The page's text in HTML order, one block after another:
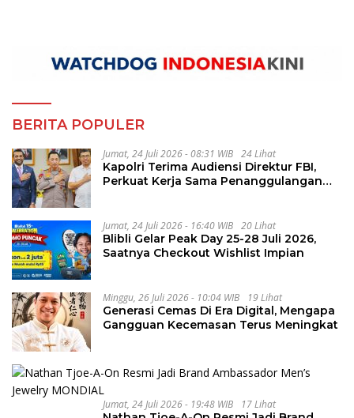
BERITA POPULER
Jumat, 24 Juli 2026 - 08:31 WIB 24 Lihat
Kapolri Terima Audiensi Direktur FBI,
Perkuat Kerja Sama Penanggulangan
Jumat, 24 Juli 2026 - 16:40 WIB 20 Lihat
Blibli Gelar Peak Day 25-28 Juli 2026,
Saatnya Checkout Wishlist Impian
Minggu, 26 Juli 2026 - 10:04 WIB 19 Lihat
Generasi Cemas Di Era Digital, Mengapa
Gangguan Kecemasan Terus Meningkat
Jumat, 24 Juli 2026 - 19:48 WIB 17 Lihat